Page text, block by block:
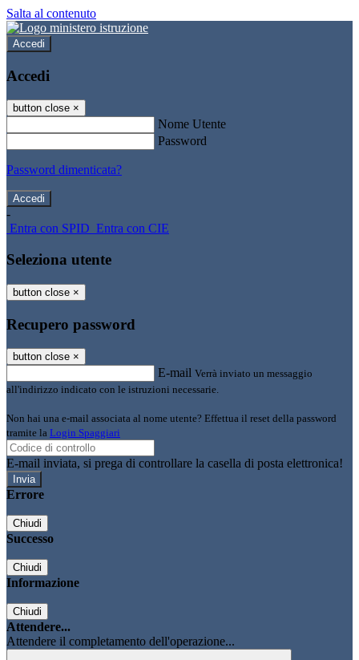
Salta al contenuto
Accedi
Accedi
button close ×
Nome Utente
Password
Password dimenticata?
-
Entra con SPID Entra con CIE
Seleziona utente
button close ×
Recupero password
button close ×
E-mail Verrà inviato un messaggio
all'indirizzo indicato con le istruzioni necessarie.
Non hai una e-mail associata al nome utente? Effettua il reset della password
tramite la Login Spaggiari
E-mail inviata, si prega di controllare la casella di posta elettronica!
Errore
Chiudi
Successo
Chiudi
Informazione
Chiudi
Attendere...
Attendere il completamento dell'operazione...